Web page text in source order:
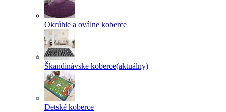
Okrúhle a oválne koberce
Škandinávske koberce(aktuálny)
Detské koberce